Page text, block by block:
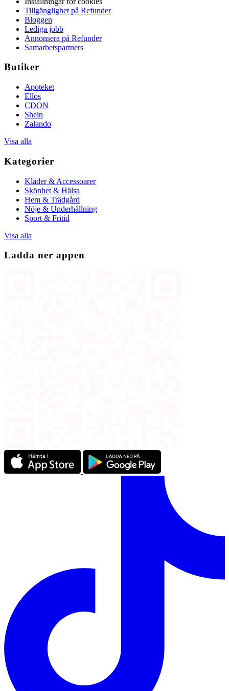
Tillgänglighet på Refunder
Bloggen
Lediga jobb
Annonsera på Refunder
Samarbetspartners
Butiker
Apoteket
Ellos
CDON
Shein
Zalando
Visa alla
Kategorier
Kläder & Accessoarer
Skönhet & Hälsa
Hem & Trädgård
Nöje & Underhållning
Sport & Fritid
Visa alla
Ladda ner appen